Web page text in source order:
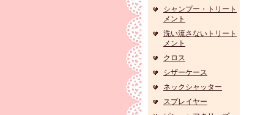
シャンプー・トリート
メント
洗い流さないトリート
メント
クロス
シザーケース
ネックシャッター
スプレイヤー